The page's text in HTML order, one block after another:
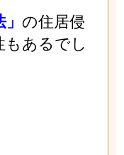
の住居侵
もあるでし